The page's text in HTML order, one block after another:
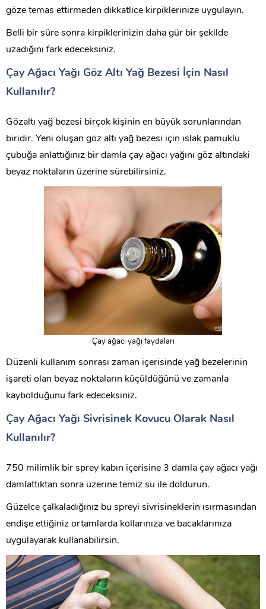
göze temas ettirmeden dikkatlice kirpiklerinize uygulayın.
Belli bir süre sonra kirpiklerinizin daha gür bir şekilde
uzadığını fark edeceksiniz.
Çay Ağacı Yağı Göz Altı Yağ Bezesi İçin Nasıl
Kullanılır?
Gözaltı yağ bezesi birçok kişinin en büyük sorunlarından
biridir. Yeni oluşan göz altı yağ bezesi için ıslak pamuklu
çubuğa anlattığınız bir damla çay ağacı yağını göz altındaki
beyaz noktaların üzerine sürebilirsiniz.
Çay ağacı yağı faydaları
Düzenli kullanım sonrası zaman içerisinde yağ bezelerinin
işareti olan beyaz noktaların küçüldüğünü ve zamanla
kaybolduğunu fark edeceksiniz.
Çay Ağacı Yağı Sivrisinek Kovucu Olarak Nasıl
Kullanılır?
750 milimlik bir sprey kabın içerisine 3 damla çay ağacı yağı
damlattıktan sonra üzerine temiz su ile doldurun.
Güzelce çalkaladığınız bu spreyi sivrisineklerin ısırmasından
endişe ettiğiniz ortamlarda kollarınıza ve bacaklarınıza
uygulayarak kullanabilirsin.